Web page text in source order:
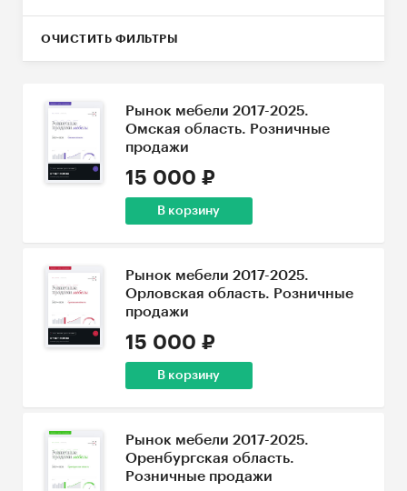
ОЧИСТИТЬ ФИЛЬТРЫ
Рынок мебели 2017-2025.
Омская область. Розничные
продажи
15 000 ₽
В корзину
Рынок мебели 2017-2025.
Орловская область. Розничные
продажи
15 000 ₽
В корзину
Рынок мебели 2017-2025.
Оренбургская область.
Розничные продажи